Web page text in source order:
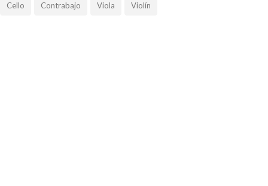
Cello Contrabajo Viola Violín